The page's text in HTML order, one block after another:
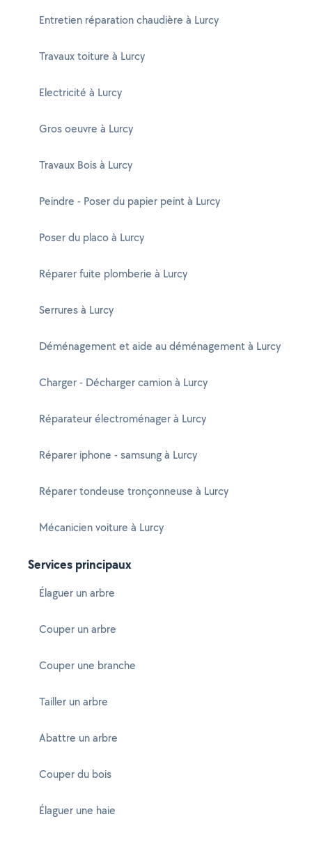
Entretien réparation chaudière à Lurcy
Travaux toiture à Lurcy
Electricité à Lurcy
Gros oeuvre à Lurcy
Travaux Bois à Lurcy
Peindre - Poser du papier peint à Lurcy
Poser du placo à Lurcy
Réparer fuite plomberie à Lurcy
Serrures à Lurcy
Déménagement et aide au déménagement à Lurcy
Charger - Décharger camion à Lurcy
Réparateur électroménager à Lurcy
Réparer iphone - samsung à Lurcy
Réparer tondeuse tronçonneuse à Lurcy
Mécanicien voiture à Lurcy
Services principaux
Élaguer un arbre
Couper un arbre
Couper une branche
Tailler un arbre
Abattre un arbre
Couper du bois
Élaguer une haie